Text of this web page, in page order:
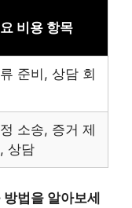
비용 항목
준비, 상담 회
소송, 증거 제
상담
법을 알아보세